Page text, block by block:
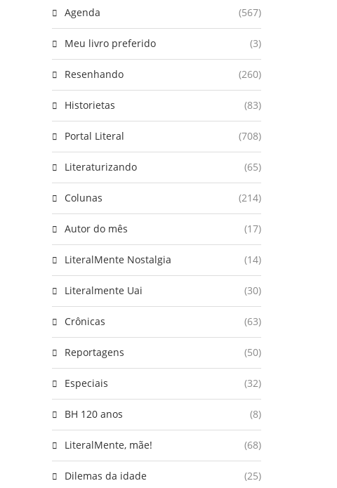
Agenda (567)
Meu livro preferido (3)
Resenhando (260)
Historietas (83)
Portal Literal (708)
Literaturizando (65)
Colunas (214)
Autor do mês (17)
LiteralMente Nostalgia (14)
Literalmente Uai (30)
Crônicas (63)
Reportagens (50)
Especiais (32)
BH 120 anos (8)
LiteralMente, mãe! (68)
Dilemas da idade (25)